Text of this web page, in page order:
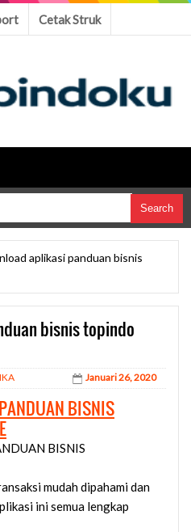
Cetak Struk
aplikasi panduan bisnis
bisnis topindo
Januari 26, 2020
BISNIS
BISNIS
mudah dipahami dan
ini semua lengkap